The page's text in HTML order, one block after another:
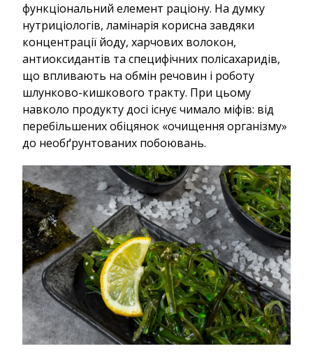
функціональний елемент раціону. На думку
нутриціологів, ламінарія корисна завдяки
концентрації йоду, харчових волокон,
антиоксидантів та специфічних полісахаридів,
що впливають на обмін речовин і роботу
шлунково-кишкового тракту. При цьому
навколо продукту досі існує чимало міфів: від
перебільшених обіцянок «очищення організму»
до необґрунтованих побоювань.